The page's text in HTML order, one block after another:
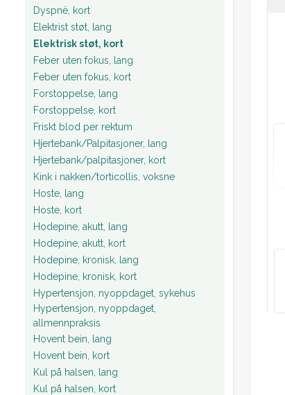
Dyspnè, kort
Elektrist støt, lang
Elektrisk støt, kort
Feber uten fokus, lang
Feber uten fokus, kort
Forstoppelse, lang
Forstoppelse, kort
Friskt blod per rektum
Hjertebank/Palpitasjoner, lang
Hjertebank/palpitasjoner, kort
Kink i nakken/torticollis, voksne
Hoste, lang
Hoste, kort
Hodepine, akutt, lang
Hodepine, akutt, kort
Hodepine, kronisk, lang
Hodepine, kronisk, kort
Hypertensjon, nyoppdaget, sykehus
Hypertensjon, nyoppdaget,
allmennpraksis
Hovent bein, lang
Hovent bein, kort
Kul på halsen, lang
Kul på halsen, kort